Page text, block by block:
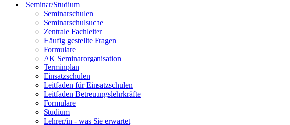
Seminar/Studium
Seminarschulen
Seminarschulsuche
Zentrale Fachleiter
Häufig gestellte Fragen
Formulare
AK Seminarorganisation
Terminplan
Einsatzschulen
Leitfaden für Einsatzschulen
Leitfaden Betreuungslehrkräfte
Formulare
Studium
Lehrer/in - was Sie erwartet